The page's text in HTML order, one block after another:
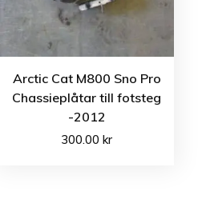
Arctic Cat M800 Sno Pro
Chassieplåtar till fotsteg
-2012
300.00kr